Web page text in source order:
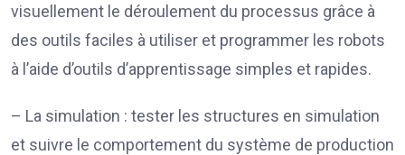
visuellement le déroulement du processus grâce à
des outils faciles à utiliser et programmer les robots
à l’aide d’outils d’apprentissage simples et rapides.
– La simulation : tester les structures en simulation
et suivre le comportement du système de production